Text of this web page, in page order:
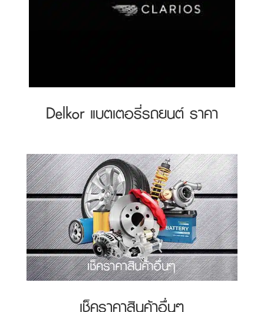
Delkor แบตเตอรี่รถยนต์ ราคา
เช็คราคาสินค้าอื่นๆ